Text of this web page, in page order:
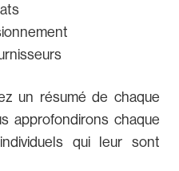
un résumé de chaque
approfondirons chaque
qui leur sont